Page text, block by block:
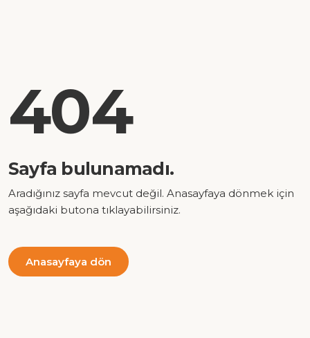
404
Sayfa bulunamadı.
Aradığınız sayfa mevcut değil. Anasayfaya dönmek için
aşağıdaki butona tıklayabilirsiniz.
Anasayfaya dön